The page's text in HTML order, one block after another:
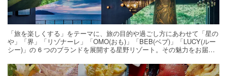
「旅を楽しくする」をテーマに、旅の目的や過ごし方にあわせて「星の
や」「界」「リゾナーレ」「OMO(おも)」「BEB(ベブ)」「LUCY(ルー
シー)」の 6 つのブランドを展開する星野リゾート。その魅力をお届け